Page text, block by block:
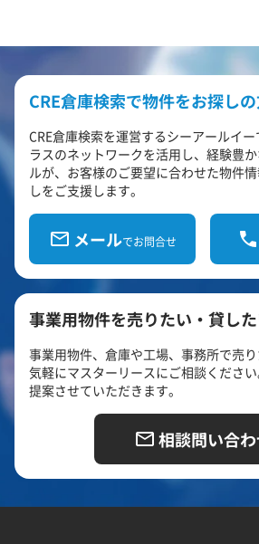
CRE倉庫検索で物件をお探し
CRE倉庫検索を運営するシーアールイ
ラスのネットワークを活用し、経験豊
ルが、お客様のご要望に合わせた物件
しをご支援します。
メールでお問合せ
事業用物件を売りたい・貸し
事業用物件、倉庫や工場、事務所で売り
気軽にマスターリースにご相談くださ
提案させていただきます。
相談問い合